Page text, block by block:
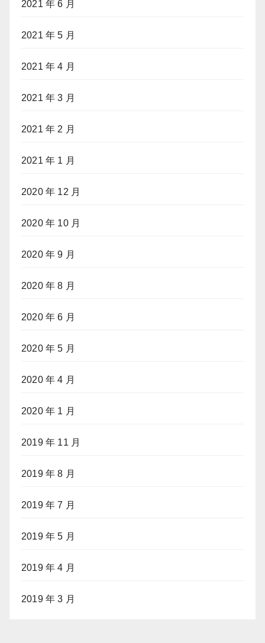
2021 年 6 月
2021 年 5 月
2021 年 4 月
2021 年 3 月
2021 年 2 月
2021 年 1 月
2020 年 12 月
2020 年 10 月
2020 年 9 月
2020 年 8 月
2020 年 6 月
2020 年 5 月
2020 年 4 月
2020 年 1 月
2019 年 11 月
2019 年 8 月
2019 年 7 月
2019 年 5 月
2019 年 4 月
2019 年 3 月